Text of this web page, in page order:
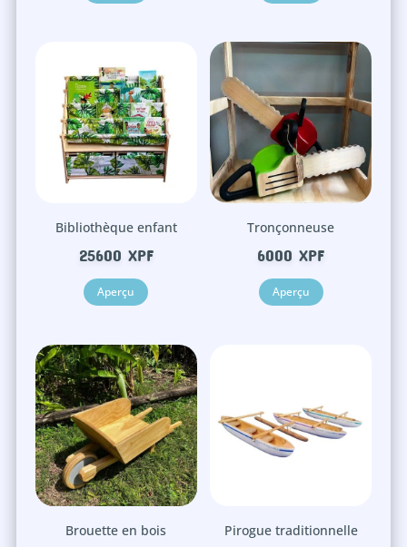
Bibliothèque enfant
25600 XPF
Aperçu
Tronçonneuse
6000XPF
Aperçu
Brouette en bois Pirogue traditionnelle